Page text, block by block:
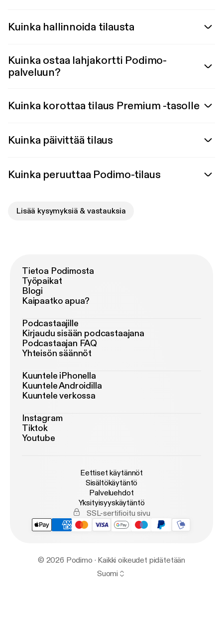
Kuinka hallinnoida tilausta
Kuinka ostaa lahjakortti Podimo-
palveluun?
Kuinka korottaa tilaus Premium -tasolle
Kuinka päivittää tilaus
Kuinka peruuttaa Podimo-tilaus
Lisää kysymyksiä & vastauksia
Tietoa Podimosta
Työpaikat
Blogi
Kaipaatko apua?
Podcastaajille
Kirjaudu sisään podcastaajana
Podcastaajan FAQ
Yhteisön säännöt
Kuuntele iPhonella
Kuuntele Androidilla
Kuuntele verkossa
Instagram
Tiktok
Youtube
Eettiset käytännöt
Sisältökäytäntö
Palveluehdot
Yksityisyyskäytäntö
SSL-sertifioitu sivu
© 2026 Podimo · Kaikki oikeudet pidätetään
Suomi